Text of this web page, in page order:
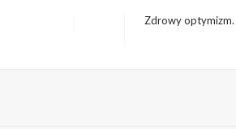
Zdrowy optymizm.